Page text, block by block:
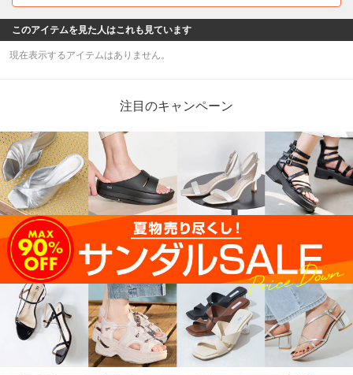
このアイテムを見た人はこれも見ています
現在表示するアイテムはありません。
注目のキャンペーン